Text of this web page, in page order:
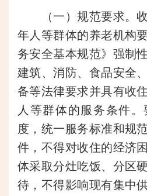
（一）规范要求。收
年人等群体的养老机构
务安全基本规范》强制
建筑、消防、食品安全
备等法律要求并具有收
人等群体的服务条件
度，统一服务标准和规
件，不得对收住的经济
体采取分灶吃饭、分区
待，不得影响现有集中